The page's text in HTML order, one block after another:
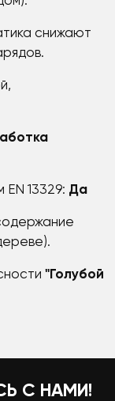
снижают
13329: Да
"Голубой
С НАМИ!